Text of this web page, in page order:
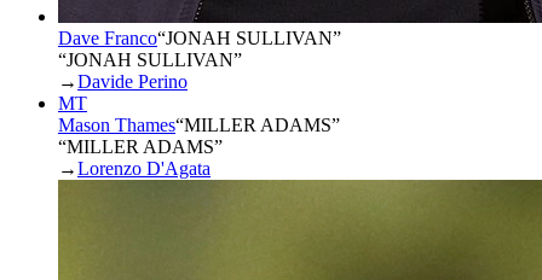
Dave Franco“JONAH SULLIVAN”
“JONAH SULLIVAN”
→Davide Perino
MT
Mason Thames“MILLER ADAMS”
“MILLER ADAMS”
→Lorenzo D'Agata